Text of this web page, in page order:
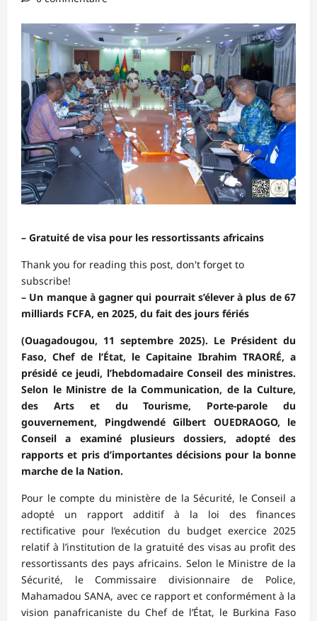
– Gratuité de visa pour les ressortissants africains
Thank you for reading this post, don't forget to
subscribe!
– Un manque à gagner qui pourrait s’élever à plus de 67
milliards FCFA, en 2025, du fait des jours fériés
(Ouagadougou, 11 septembre 2025). Le Président du
Faso, Chef de l’État, le Capitaine Ibrahim TRAORÉ, a
présidé ce jeudi, l’hebdomadaire Conseil des ministres.
Selon le Ministre de la Communication, de la Culture,
des Arts et du Tourisme, Porte-parole du
gouvernement, Pingdwendé Gilbert OUEDRAOGO, le
Conseil a examiné plusieurs dossiers, adopté des
rapports et pris d’importantes décisions pour la bonne
marche de la Nation.
Pour le compte du ministère de la Sécurité, le Conseil a
adopté un rapport additif à la loi des finances
rectificative pour l’exécution du budget exercice 2025
relatif à l’institution de la gratuité des visas au profit des
ressortissants des pays africains. Selon le Ministre de la
Sécurité, le Commissaire divisionnaire de Police,
Mahamadou SANA, avec ce rapport et conformément à la
vision panafricaniste du Chef de l’État, le Burkina Faso